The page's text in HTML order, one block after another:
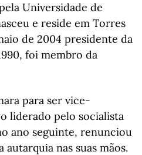
Universidade de
e reside em Torres
de 2004 presidente da
foi membro da
para ser vice-
liderado pelo socialista
ano seguinte, renunciou
nas suas mãos.